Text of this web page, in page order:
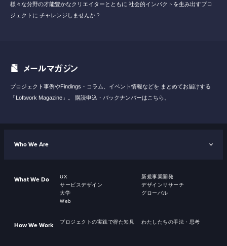
様々な分野の才能豊かなクリエイターとともに 社会的インパクトを生み出すプロ
ジェクトに チャレンジしませんか？
メールマガジン
プロジェクト事例やFindings・コラム、イベント情報などを まとめてお届けする
「Loftwork Magazine」。
購読申込・バックナンバーはこちら。
Who We Are
What We Do UX
新規事業開発
サービスデザイン
デザインリサーチ
大学
グローバル
Web
How We Work プロジェクトの実践で得た知見 わたしたちの手法・思考